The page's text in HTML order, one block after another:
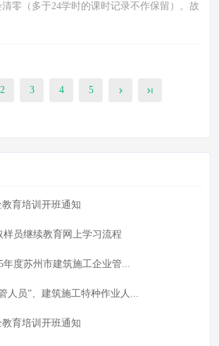
零（多于24学时的课时记录不作保留）。故
2 3 4 5
教育培训开班通知
样员继续教育网上学习流程
年度苏州市建筑施工企业管...
人员”、建筑施工特种作业人...
教育培训开班通知